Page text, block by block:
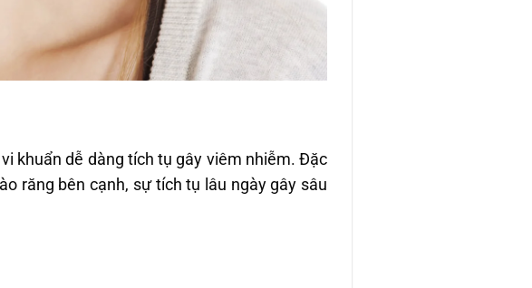
khuẩn dễ dàng tích tụ gây viêm nhiễm. Đặc
răng bên cạnh, sự tích tụ lâu ngày gây sâu